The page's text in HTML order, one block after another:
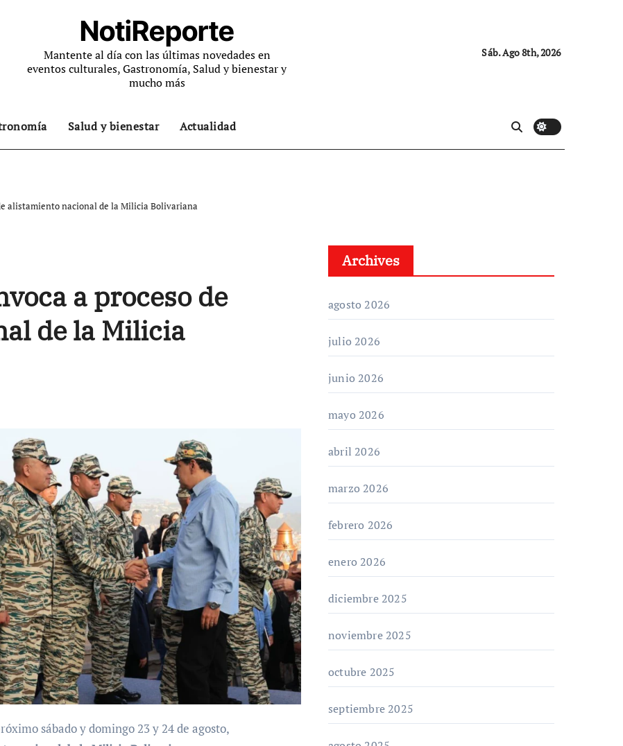
NotiReporte
Mantente al día con las últimas novedades en
eventos culturales, Gastronomía, Salud y bienestar y
mucho más
Sáb. Ago 8th, 2026
Salud y bienestar Actualidad
alistamiento nacional de la Milicia Bolivariana
a proceso de
de la Milicia
sábado y domingo 23 y 24 de agosto,
Archives
agosto 2026
julio 2026
junio 2026
mayo 2026
abril 2026
marzo 2026
febrero 2026
enero 2026
diciembre 2025
noviembre 2025
octubre 2025
septiembre 2025